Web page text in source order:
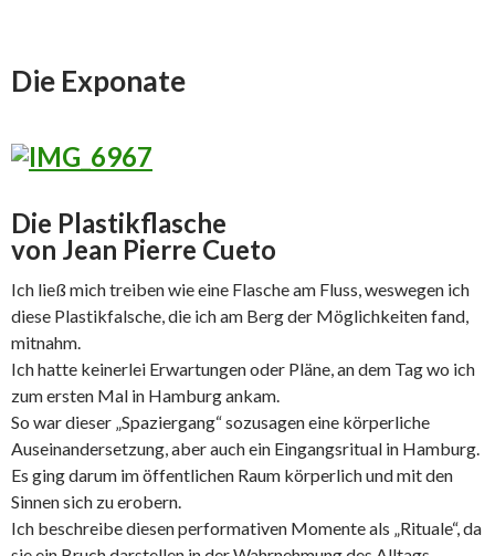
Die Exponate
Die Plastikflasche
von Jean Pierre Cueto
Ich ließ mich treiben wie eine Flasche am Fluss, weswegen ich
diese Plastikfalsche, die ich am Berg der Möglichkeiten fand,
mitnahm.
Ich hatte keinerlei Erwartungen oder Pläne, an dem Tag wo ich
zum ersten Mal in Hamburg ankam.
So war dieser „Spaziergang“ sozusagen eine körperliche
Auseinandersetzung, aber auch ein Eingangsritual in Hamburg.
Es ging darum im öffentlichen Raum körperlich und mit den
Sinnen sich zu erobern.
Ich beschreibe diesen performativen Momente als „Rituale“, da